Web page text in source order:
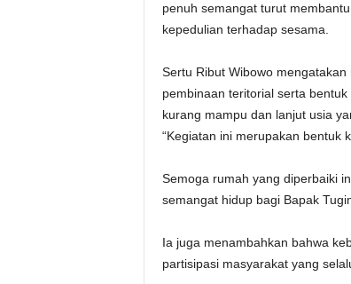
penuh semangat turut
kepedulian terhadap sesama.
Sertu Ribut Wibowo
pembinaan teritorial serta
kurang mampu dan lanjut usia
“Kegiatan ini merupakan bentuk
Semoga rumah yang diperbaiki
semangat hidup bagi Bapak
Ia juga menambahkan bahwa
partisipasi masyarakat yang